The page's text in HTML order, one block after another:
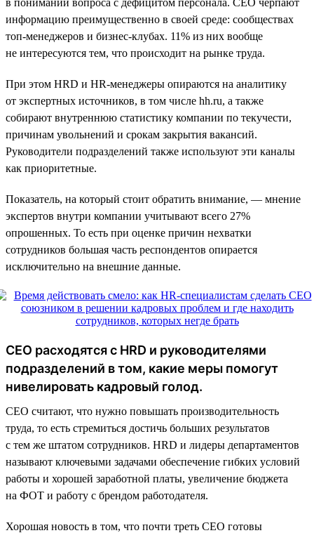
информацию преимущественно в своей среде: сообществах
топ-менеджеров и бизнес-клубах. 11% из них вообще
не интересуются тем, что происходит на рынке труда.
При этом HRD и HR-менеджеры опираются на аналитику
от экспертных источников, в том числе hh.ru, а также
собирают внутреннюю статистику компании по текучести,
причинам увольнений и срокам закрытия вакансий.
Руководители подразделений также используют эти каналы
как приоритетные.
Показатель, на который стоит обратить внимание, — мнение
экспертов внутри компании учитывают всего 27%
опрошенных. То есть при оценке причин нехватки
сотрудников большая часть респондентов опирается
исключительно на внешние данные.
CEO расходятся с HRD и руководителями
подразделений в том, какие меры помогут
нивелировать кадровый голод.
СЕО считают, что нужно повышать производительность
труда, то есть стремиться достичь больших результатов
с тем же штатом сотрудников. HRD и лидеры департаментов
называют ключевыми задачами обеспечение гибких условий
работы и хорошей заработной платы, увеличение бюджета
на ФОТ и работу с брендом работодателя.
Хорошая новость в том, что почти треть CEO готовы